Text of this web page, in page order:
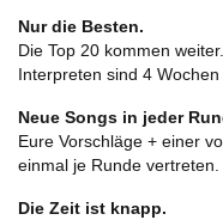
Nur die Besten.
Die Top 20 kommen
Interpreten sind 4
Neue Songs in jeder
Eure Vorschläge + einer
einmal je Runde vertreten.
Die Zeit ist knapp.